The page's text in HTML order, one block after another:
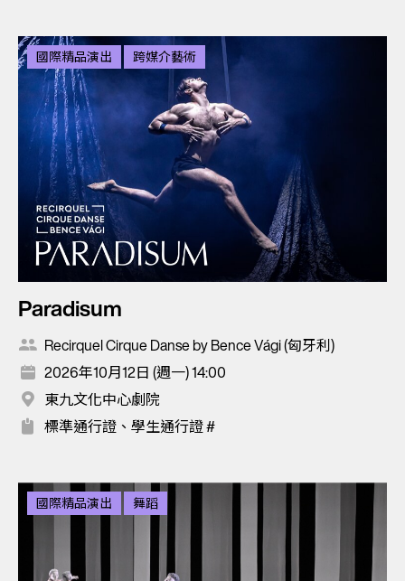
國際精品演出 跨媒介藝術
Paradisum
Recirquel Cirque Danse by Bence Vági (匈牙利)
2026年10月12日 (週一) 14:00
東九文化中心劇院
標準通行證、學生通行證 #
國際精品演出 舞蹈